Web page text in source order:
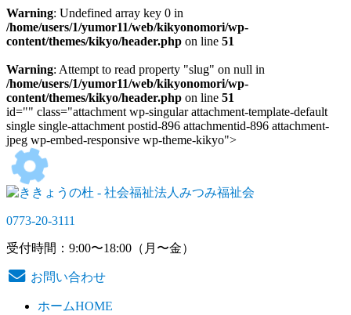
Warning: Undefined array key 0 in
/home/users/1/yumor11/web/kikyonomori/wp-
content/themes/kikyo/header.php on line 51
Warning: Attempt to read property "slug" on null in
/home/users/1/yumor11/web/kikyonomori/wp-
content/themes/kikyo/header.php on line 51
id="" class="attachment wp-singular attachment-template-default
single single-attachment postid-896 attachmentid-896 attachment-
jpeg wp-embed-responsive wp-theme-kikyo">
0773-20-3111
受付時間：9:00〜18:00（月〜金）
お問い合わせ
ホームHOME